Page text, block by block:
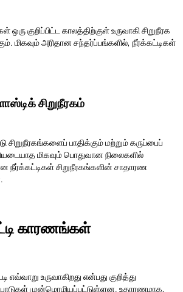
குறிப்பிட்ட காலத்திற்குள் உருவாகி சிறுநீரக
மிகவும் அரிதான சந்தர்ப்பங்களில், நீர்க்கட்டிகள்
சிறுநீரகம்
பாதிக்கும் மற்றும் கருப்பைப்
மிகவும் பொதுவான நிலைகளில்
சிறுநீரகங்களின் சாதாரண
காரணங்கள்
எவ்வாறு உருவாகிறது என்பது குறித்து
முன்மொழியப்பட்டுள்ளன. உதாரணமாக,